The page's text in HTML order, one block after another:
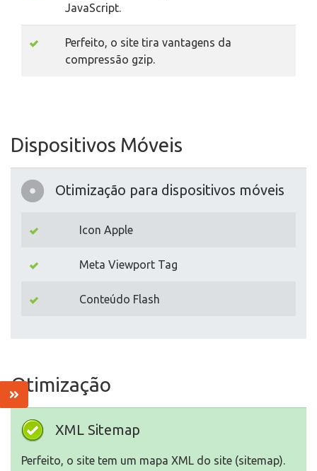
JavaScript.
Perfeito, o site tira vantagens da
compressão gzip.
Dispositivos Móveis
Otimização para dispositivos móveis
Icon Apple
Meta Viewport Tag
Conteúdo Flash
Otimização
XML Sitemap
Perfeito, o site tem um mapa XML do site (sitemap).